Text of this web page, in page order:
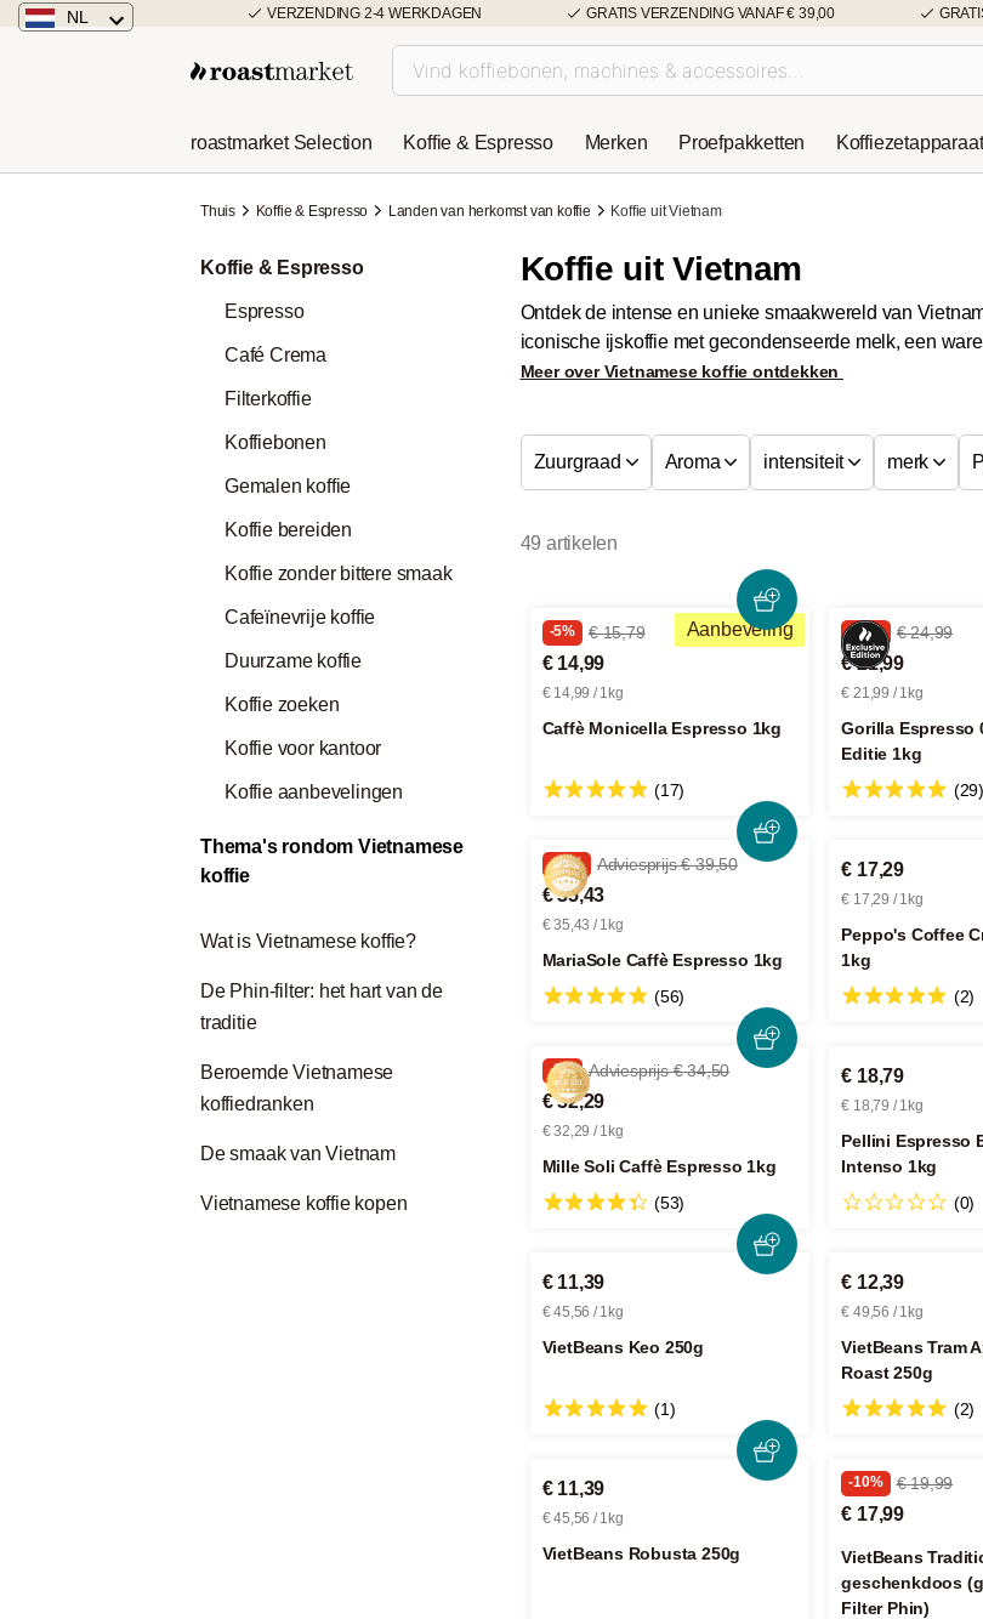
VERZENDING 2-4 WERKDAGEN GRATIS VERZENDING VANAF € 39,00
NL
Österreich
roastmarket Selection Koffie & Espresso Merken Proefpakketten
Thuis Koffie & Espresso Landen van herkomst van koffie Koffie uit Vietnam
Koffie & Espresso
Espresso
Café Crema
Filterkoffie
Koffiebonen
Gemalen koffie
Koffie bereiden
Koffie zonder bittere smaak
Cafeïnevrije koffie
Duurzame koffie
Koffie zoeken
Koffie voor kantoor
Koffie aanbevelingen
Thema's rondom Vietnamese
koffie
Wat is Vietnamese koffie?
De Phin-filter: het hart van de
traditie
Beroemde Vietnamese
koffiedranken
De smaak van Vietnam
Vietnamese koffie kopen
Koffie uit Vietnam
Ontdek de intense en unieke smaakwereld van
iconische ijskoffie met gecondenseerde melk, een
Meer over Vietnamese koffie ontdekken
Zuurgraad Aroma intensiteit merk
49 artikelen
Aanbeveling
-5% € 15,79
€ 14,99
€ 14,99 / 1kg
Caffè Monicella Espresso 1kg
(17)
-12% € 24,99
€ 21,99
€ 21,99 / 1kg
Gorilla Espresso
Editie 1kg
(29)
-10% Adviesprijs € 39,50
€ 35,43
€ 35,43 / 1kg
MariaSole Caffè Espresso 1kg
(56)
€ 17,29
€ 17,29 / 1kg
Peppo's Coffee
1kg
(2)
-6% Adviesprijs € 34,50
€ 32,29
€ 32,29 / 1kg
Mille Soli Caffè Espresso 1kg
(53)
€ 18,79
€ 18,79 / 1kg
Pellini Espresso
Intenso 1kg
(0)
€ 11,39
€ 45,56 / 1kg
VietBeans Keo 250g
(1)
€ 12,39
€ 49,56 / 1kg
VietBeans Tram
Roast 250g
(2)
€ 11,39
€ 45,56 / 1kg
VietBeans Robusta 250g
-10% € 19,99
€ 17,99
VietBeans
geschenkdoos
Filter Phin)